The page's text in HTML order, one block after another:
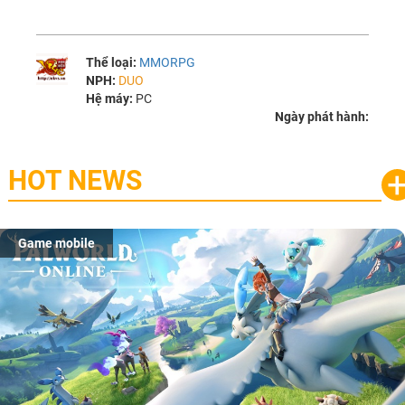
Thể loại: MMORPG
NPH: DUO
Hệ máy: PC
Ngày phát hành:
HOT NEWS
Game mobile